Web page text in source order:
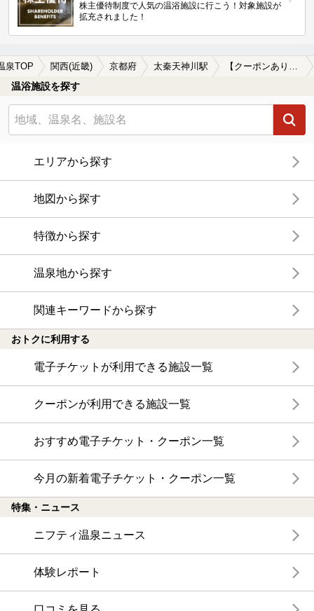
株主優待制度で人気の温浴施設に行こう！対象施設が
拡充されました！
泉TOP 関西(近畿) 京都府 太秦天神川駅 【クーポンあり】食事が楽しめる太秦天神川駅近くの温泉、日帰り温泉、スーパー銭湯おすすめ
温浴施設を探す
エリアから探す
地図から探す
特徴から探す
温泉地から探す
関連キーワードから探す
おトクに利用する
電子チケットが利用できる施設一覧
クーポンが利用できる施設一覧
おすすめ電子チケット・クーポン一覧
今月の新着電子チケット・クーポン一覧
特集・ニュース
ニフティ温泉ニュース
体験レポート